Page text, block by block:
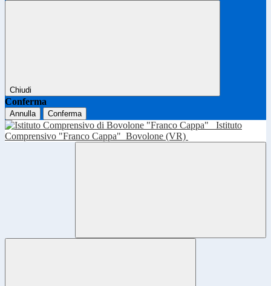
Chiudi
Conferma
Annulla Conferma
Istituto
Comprensivo "Franco Cappa" Bovolone (VR)